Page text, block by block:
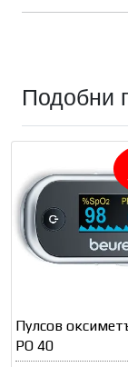
Подобни
Пулсов
PO 40